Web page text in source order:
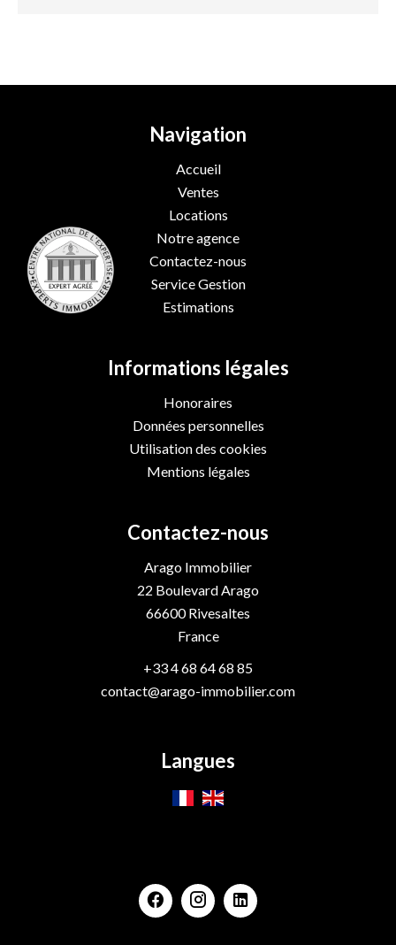
Navigation
Accueil
Ventes
Locations
Notre agence
Contactez-nous
Service Gestion
Estimations
Informations légales
Honoraires
Données personnelles
Utilisation des cookies
Mentions légales
Contactez-nous
Arago Immobilier
22 Boulevard Arago
66600Rivesaltes
France
+33 4 68 64 68 85
contact@arago-immobilier.com
Langues